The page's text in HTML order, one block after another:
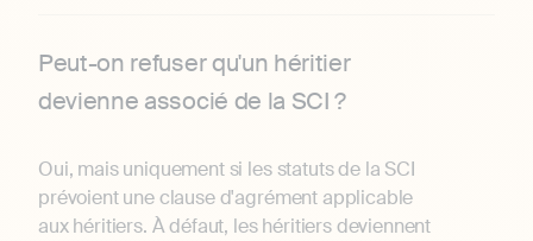
Peut-on refuser qu'un héritier
devienne associé de la SCI ?
Oui, mais uniquement si les statuts de la SCI
prévoient une clause d'agrément applicable
aux héritiers. À défaut, les héritiers deviennent